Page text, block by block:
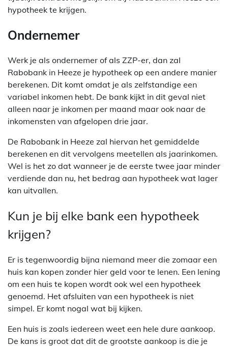
hypotheek te krijgen.
Ondernemer
Werk je als ondernemer of als ZZP-er, dan zal
Rabobank in Heeze je hypotheek op een andere manier
berekenen. Dit komt omdat je als zelfstandige een
variabel inkomen hebt. De bank kijkt in dit geval niet
alleen naar je inkomen per maand maar ook naar de
inkomensten van afgelopen drie jaar.
De Rabobank in Heeze zal hiervan het gemiddelde
berekenen en dit vervolgens meetellen als jaarinkomen.
Wel is het zo dat wanneer je de eerste twee jaar minder
verdiende dan nu, het bedrag aan hypotheek wat lager
kan uitvallen.
Kun je bij elke bank een hypotheek
krijgen?
Er is tegenwoordig bijna niemand meer die zomaar een
huis kan kopen zonder hier geld voor te lenen. Een lening
om een huis te kopen wordt ook wel een hypotheek
genoemd. Het afsluiten van een hypotheek is niet
simpel. Er komt nogal wat bij kijken.
Een huis is zoals iedereen weet een hele dure aankoop.
De kans is groot dat dit de grootste aankoop is die je